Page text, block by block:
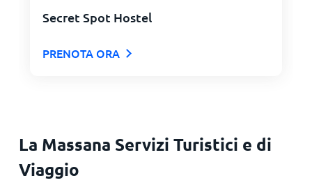
Secret Spot Hostel
PRENOTA ORA
La Massana Servizi Turistici e di
Viaggio